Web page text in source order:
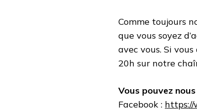
Comme toujours
que vous soyez
avec vous. Si
20h sur notre
Vous pouvez
Facebook : https://